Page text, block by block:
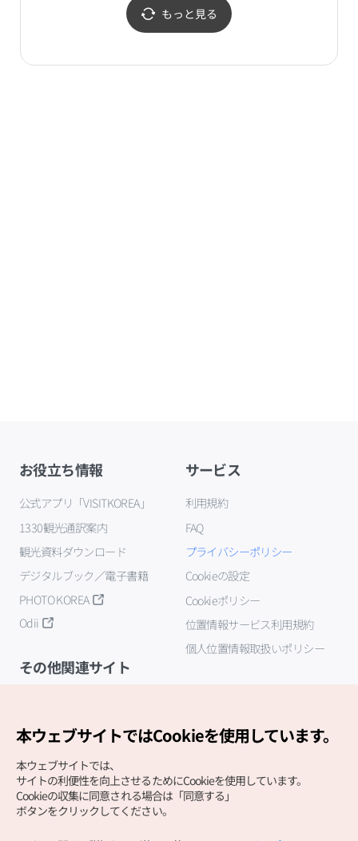
もっと見る
お役立ち情報
公式アプリ「VISITKOREA」
1330観光通訳案内
観光資料ダウンロード
デジタルブック／電子書籍
PHOTO KOREA
Odii
サービス
利用規約
FAQ
プライバシーポリシー
Cookieの設定
Cookieポリシー
位置情報サービス利用規約
個人位置情報取扱いポリシー
その他関連サイト
本ウェブサイトではCookieを使用しています。
本ウェブサイトでは、
サイトの利便性を向上させるためにCookieを使用しています。
Cookieの収集に同意される場合は「同意する」
ボタンをクリックしてください。